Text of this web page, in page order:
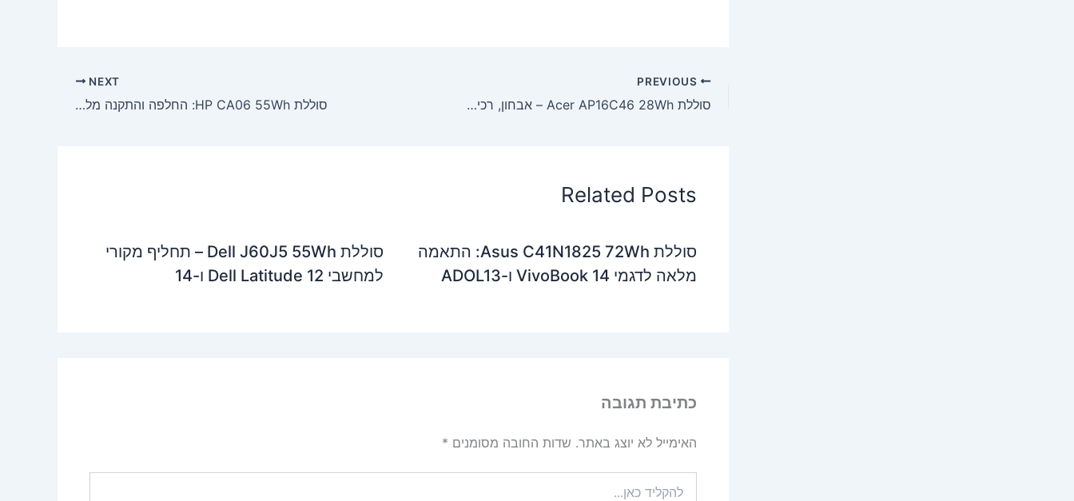
סוללת Acer AP16C46 28Wh – אבחון, רכישה והתקנה למחשבי Acer Switch 10 V
NEXT
סוללת HP CA06 55Wh: החלפה והתקנה מלאה למחשבי HP ProBook G1
Related Posts
סוללת Asus C41N1825 72Wh: התאמה
מלאה לדגמי VivoBook 14 ו-ADOL13
סוללת Dell J60J5 55Wh – תחליף מקורי
למחשבי Dell Latitude 12 ו-14
כתיבת תגובה
האימייל לא יוצג באתר. שדות החובה מסומנים *
כאן...